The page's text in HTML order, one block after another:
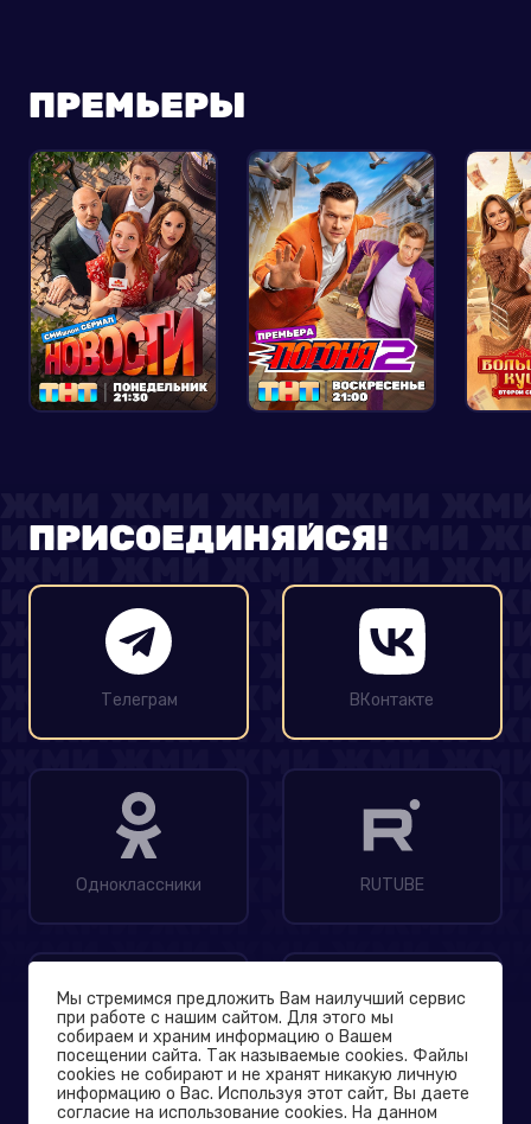
ПРЕМЬЕРЫ
ПРИСОЕДИНЯЙСЯ!
Телеграм ВКонтакте
Одноклассники RUTUBE
MAX Дзен
Мы стремимся предложить Вам наилучший сервис
при работе с нашим сайтом. Для этого мы
собираем и храним информацию о Вашем
посещении сайта. Так называемые cookies. Файлы
cookies не собирают и не хранят никакую личную
информацию о Вас. Используя этот сайт, Вы даете
согласие на использование cookies. На данном